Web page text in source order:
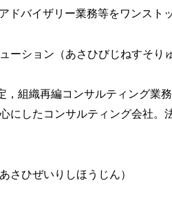
の賃料に含まれる維持管理費用（
する部分とリースを構成しない部
に確実な（リース）期間
設備の耐用年数とリース期間
に関連する使用権資産
ドバイザリー業務等をワンスト
ーション（あさひびじねすそり
，組織再編コンサルティング業
にしたコンサルティング会社
さひぜいりしほうじん）